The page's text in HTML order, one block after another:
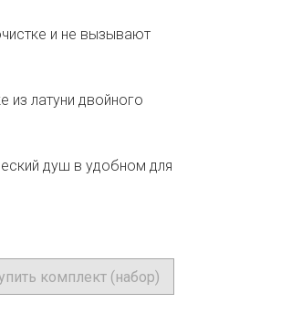
и не вызывают
из латуни двойного
душ в удобном для
комплект (набор)